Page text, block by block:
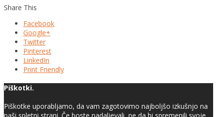
Share This
Facebook
Google+
Twitter
Pinterest
LinkedIn
Print Friendly
Piškotki.
Piškotke uporabljamo, da vam zagotovimo najboljšo izkušnjo na
naši spletni strani. Če boste nadaljevali, ne da bi spremenili svoje